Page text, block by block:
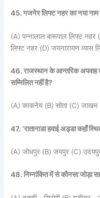
45. गजनेर लिफ्ट नहर का नया नाम
(A) पन्नालाल बारूपाल लिफ्ट
लिफ्ट नहर (D) जयनारायण व्यास
46. राजस्थान के आन्तरिक अपवाह
सम्मिलित नहीं है?
(A) काकनेय (B) सोता (C) जाखम
47. ‘रातानाडा हवाई अड्डा कहाँ
(A) जोधपुर (B) जयपुर (C)
48. निम्नांकित में से कौनसा जोड़ा